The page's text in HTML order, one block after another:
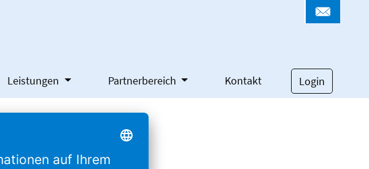
Leistungen Partnerbereich Kontakt Login